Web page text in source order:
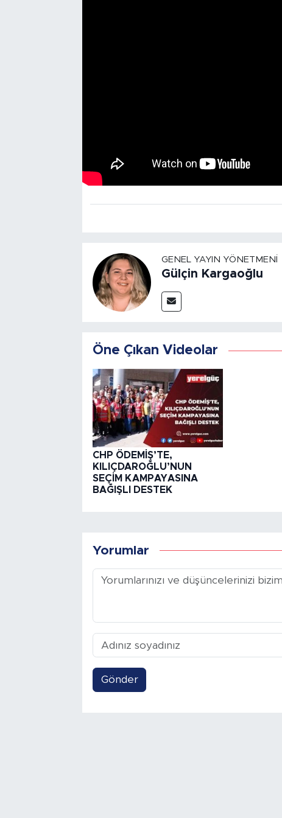
GENEL YAYIN YÖNETMENI
Gülçin Kargaoğlu
Öne Çıkan Videolar
CHP ÖDEMİŞ’TE,
KILIÇDAROĞLU’NUN
SEÇİM KAMPAYASINA
BAĞIŞLI DESTEK
Yorumlar
Gönder